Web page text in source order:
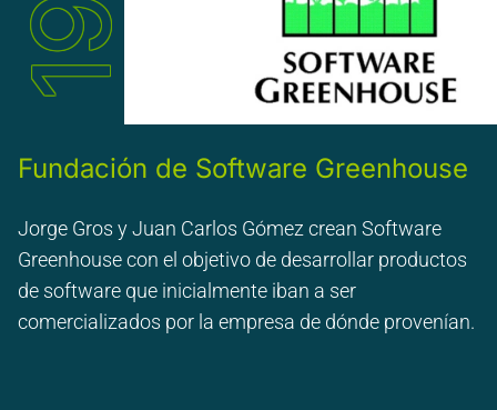
Fundación de Software Greenhouse
Jorge Gros y Juan Carlos Gómez crean Software
Greenhouse con el objetivo de desarrollar productos
de software que inicialmente iban a ser
comercializados por la empresa de dónde provenían.